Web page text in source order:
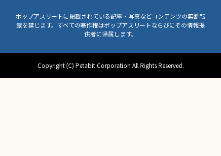
ポップアスリートに掲載されている記事・写真などコンテンツの無断転
載を禁じます。すべての著作権はポップアスリートならびにその情報提
供者に帰属します。
Copyright (C) Petabit Corporation All Rights Reserved.